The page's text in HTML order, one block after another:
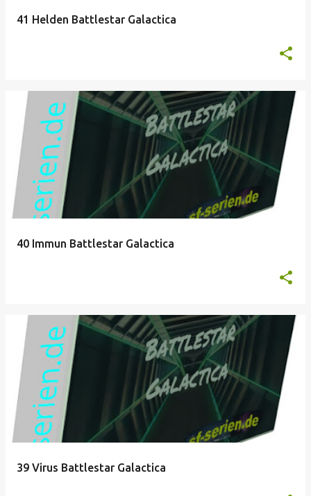
41 Helden Battlestar Galactica
40 Immun Battlestar Galactica
39 Virus Battlestar Galactica